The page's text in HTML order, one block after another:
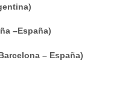
–España)
– España)